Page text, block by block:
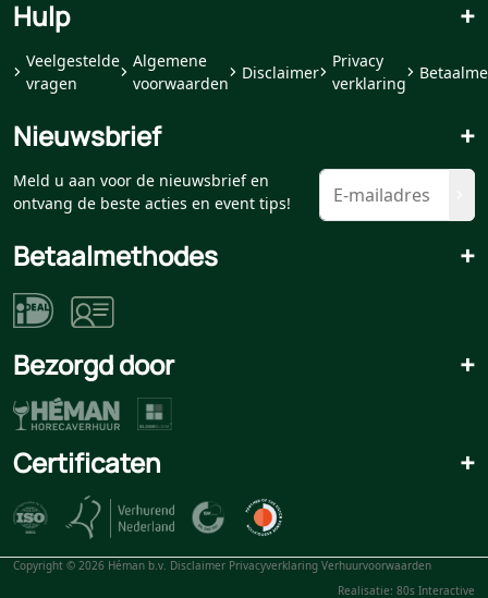
Hulp +
Veelgestelde
vragen
Algemene
voorwaarden
Disclaimer
Privacy
verklaring
Nieuwsbrief +
Meld u aan voor de nieuwsbrief en
ontvang de beste acties en event tips!
Betaalmethodes +
Bezorgd door +
Certificaten +
Copyright © 2026 Héman b.v. Disclaimer Privacyverklaring Verhuurvoorwaarden
Realisatie: 80s Interactive